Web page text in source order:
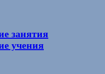
занятия
учения